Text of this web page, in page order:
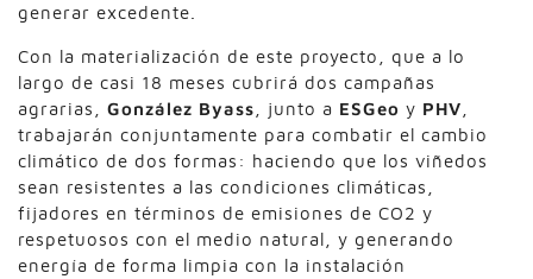
generar excedente.
Con la materialización de este proyecto, que a lo
largo de casi 18 meses cubrirá dos campañas
agrarias, González Byass , junto a ESGeo y PHV
trabajarán conjuntamente para combatir el cambio
climático de dos formas: haciendo que los viñedos
sean resistentes a las condiciones climáticas,
fijadores en términos de emisiones de CO2 y
respetuosos con el medio natural, y generando
energía de forma limpia con la instalación